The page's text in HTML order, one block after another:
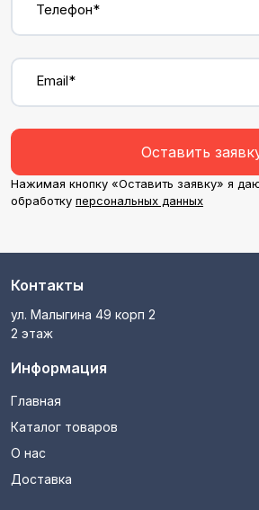
Телефон*
Email*
Оставить
Нажимая кнопку «Оставить заявку» я
обработку персональных данных
Контакты
ул. Малыгина 49 корп 2
2 этаж
Информация
Главная
Каталог товаров
О нас
Доставка